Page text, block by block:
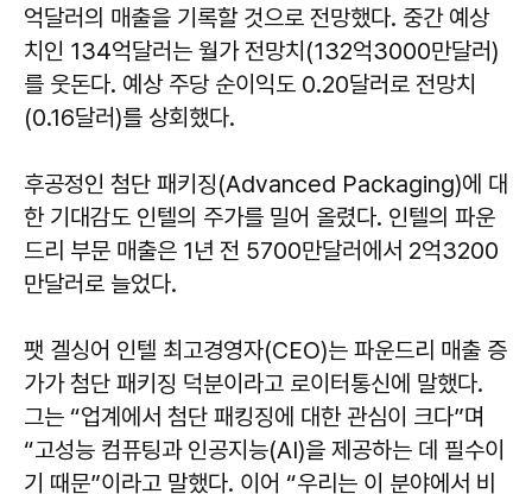
억달러의 매출을 기록할 것으로 전망했다. 중간 예상
치인 134억달러는 월가 전망치(132억3000만달러)
를 웃돈다. 예상 주당 순이익도 0.20달러로 전망치
(0.16달러)를 상회했다.
후공정인 첨단 패키징(Advanced Packaging)에 대
한 기대감도 인텔의 주가를 밀어 올렸다. 인텔의 파운
드리 부문 매출은 1년 전 5700만달러에서 2억3200
만달러로 늘었다.
팻 겔싱어 인텔 최고경영자(CEO)는 파운드리 매출 증
가가 첨단 패키징 덕분이라고 로이터통신에 말했다.
그는 “업계에서 첨단 패킹징에 대한 관심이 크다”며
“고성능 컴퓨팅과 인공지능(AI)을 제공하는 데 필수이
기 때문”이라고 말했다. 이어 “우리는 이 분야에서 비